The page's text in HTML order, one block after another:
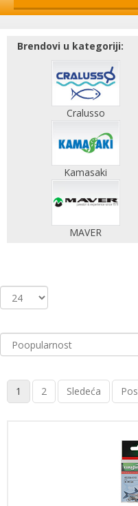
Brendovi u kategoriji:
Cralusso
Kamasaki
MAVER
1 2 Sledeća